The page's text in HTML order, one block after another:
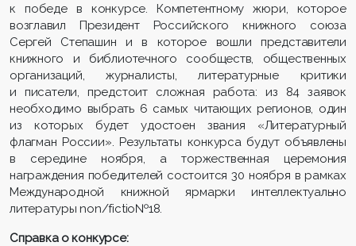
к победе в конкурсе. Компетентному жюри, которое
возглавил Президент Российского книжного союза
Сергей Степашин и в которое вошли представители
книжного и библиотечного сообществ, общественных
организаций, журналисты, литературные критики
и писатели, предстоит сложная работа: из 84 заявок
необходимо выбрать 6 самых читающих регионов, один
из которых будет удостоен звания «Литературный
флагман России». Результаты конкурса будут объявлены
в середине ноября, а торжественная церемония
награждения победителей состоится 30 ноября в рамках
Международной книжной ярмарки интеллектуально
литературы non/fictio№18.
Справка о конкурсе: